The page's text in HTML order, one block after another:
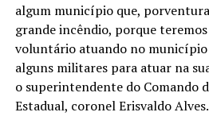
algum município que,
grande incêndio, porque
voluntário atuando no município
alguns militares para atuar na
o superintendente do Comando
Estadual, coronel Erisvaldo Alves.